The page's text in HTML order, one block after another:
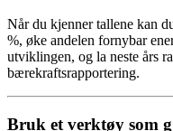
Når du kjenner tallene kan
%, øke andelen fornybar
utviklingen, og la neste års
bærekraftsrapportering.
Bruk et verktøy som